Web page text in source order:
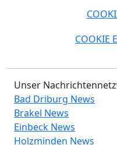
COOKIE
Unser
Bad Driburg News
Brakel News
Einbeck News
Holzminden News